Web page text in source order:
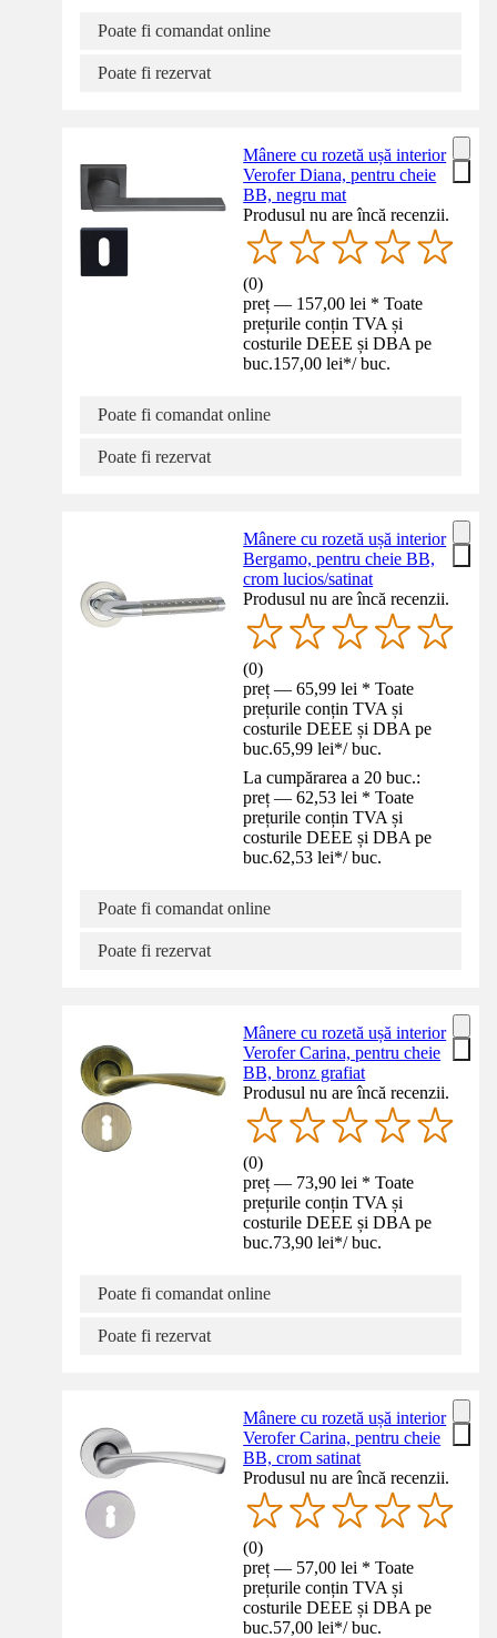
Poate fi comandat online
Poate fi rezervat
Mânere cu rozetă ușă interior
Verofer Diana, pentru cheie
BB, negru mat
Produsul nu are încă recenzii.
(0)
preț — 157,00 lei * Toate
prețurile conțin TVA și
costurile DEEE și DBA pe
buc.157,00 lei*/ buc.
Poate fi comandat online
Poate fi rezervat
Mânere cu rozetă ușă interior
Bergamo, pentru cheie BB,
crom lucios/satinat
Produsul nu are încă recenzii.
(0)
preț — 65,99 lei * Toate
prețurile conțin TVA și
costurile DEEE și DBA pe
buc.65,99 lei*/ buc.
La cumpărarea a 20 buc.:
preț — 62,53 lei * Toate
prețurile conțin TVA și
costurile DEEE și DBA pe
buc.62,53 lei*/ buc.
Poate fi comandat online
Poate fi rezervat
Mânere cu rozetă ușă interior
Verofer Carina, pentru cheie
BB, bronz grafiat
Produsul nu are încă recenzii.
(0)
preț — 73,90 lei * Toate
prețurile conțin TVA și
costurile DEEE și DBA pe
buc.73,90 lei*/ buc.
Poate fi comandat online
Poate fi rezervat
Mânere cu rozetă ușă interior
Verofer Carina, pentru cheie
BB, crom satinat
Produsul nu are încă recenzii.
(0)
preț — 57,00 lei * Toate
prețurile conțin TVA și
costurile DEEE și DBA pe
buc.57,00 lei*/ buc.